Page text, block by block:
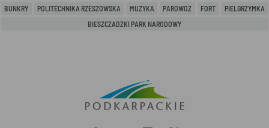
BUNKRY
POLITECHNIKA RZESZOWSKA MUZYKA PAROWÓZ FORT
PIELGRZYMKA
BIESZCZADZKI PARK NARODOWY